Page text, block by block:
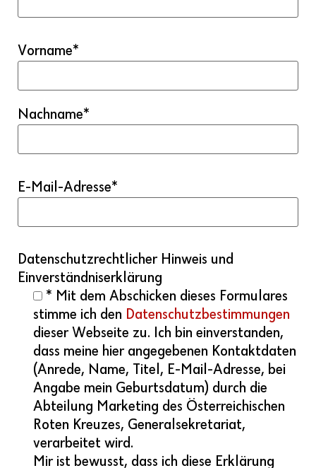
Vorname*
Nachname*
E-Mail-Adresse*
Datenschutzrechtlicher Hinweis und
Einverständniserklärung
* Mit dem Abschicken dieses Formulares
stimme ich den Datenschutzbestimmungen
dieser Webseite zu. Ich bin einverstanden,
dass meine hier angegebenen Kontaktdaten
(Anrede, Name, Titel, E-Mail-Adresse, bei
Angabe mein Geburtsdatum) durch die
Abteilung Marketing des Österreichischen
Roten Kreuzes, Generalsekretariat,
verarbeitet wird.
Mir ist bewusst, dass ich diese Erklärung